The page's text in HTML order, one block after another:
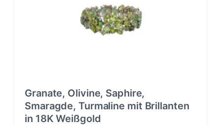
Granate, Olivine, Saphire,
Smaragde, Turmaline mit Brillanten
in 18K Weißgold